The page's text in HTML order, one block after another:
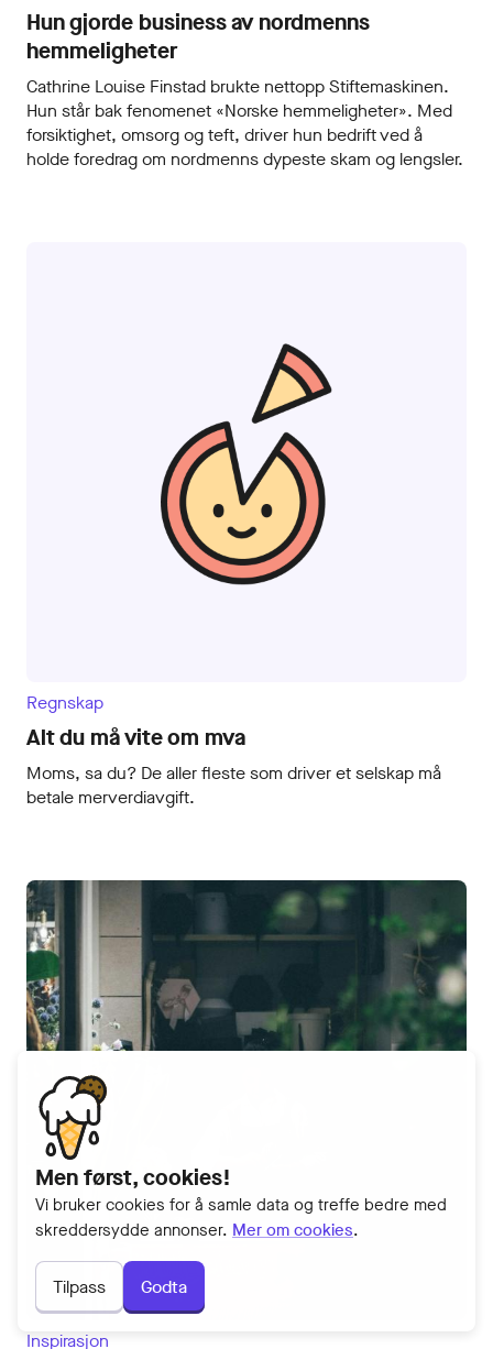
Men først, cookies!
Vi bruker cookies for å samle data og treffe bedre med
skreddersydde annonser. Mer om cookies.
Tilpass Godta
Hun gjorde business av nordmenns
hemmeligheter
Cathrine Louise Finstad brukte nettopp Stiftemaskinen.
Hun står bak fenomenet «Norske hemmeligheter». Med
forsiktighet, omsorg og teft, driver hun bedrift ved å
holde foredrag om nordmenns dypeste skam og lengsler.
Regnskap
Alt du må vite om mva
Moms, sa du? De aller fleste som driver et selskap må
betale merverdiavgift.
Inspirasjon